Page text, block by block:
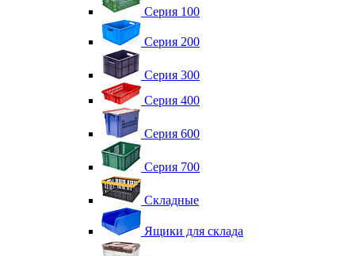
Серия 100
Серия 200
Серия 300
Серия 400
Серия 600
Серия 700
Складные
Ящики для склада